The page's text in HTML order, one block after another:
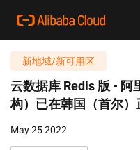
新地域/新可用区
云数据库 Redis 版 - 阿
构）已在韩国（首尔）
May 25 2022